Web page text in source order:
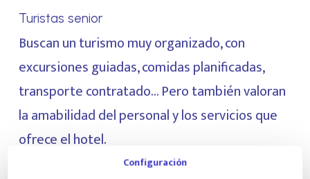
Turistas senior
Buscan un turismo muy organizado, con
excursiones guiadas, comidas planificadas,
transporte contratado… Pero también valoran
la amabilidad del personal y los servicios que
ofrece el hotel.
Configuración